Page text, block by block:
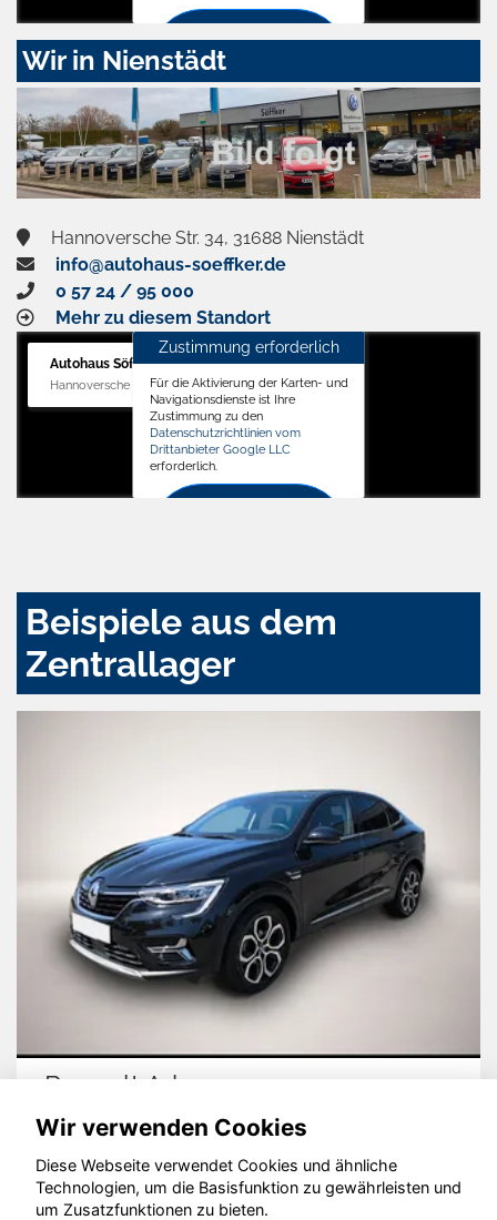
Zustimmen
aktivieren
Wir in Nienstädt
Hannoversche Str. 34, 31688 Nienstädt
info@autohaus-soeffker.de
0 57 24 / 95 000
Mehr zu diesem Standort
Autohaus Söffker GmbH
Hannoversche Str. 34, 31688 Nienstädt
Zustimmung erforderlich
Für die Aktivierung der Karten- und
Navigationsdienste ist Ihre
Zustimmung zu den
Datenschutzrichtlinien vom
Drittanbieter Google LLC
erforderlich.
Beispiele aus dem
Zentrallager
Renault Arkana
© konjunkturmotor.de GmbH 2020 - 2026
Wir verwenden Cookies
Diese Webseite verwendet Cookies und ähnliche
Technologien, um die Basisfunktion zu gewährleisten und
um Zusatzfunktionen zu bieten.